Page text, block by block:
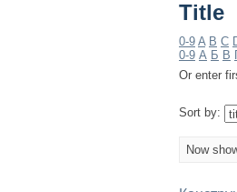
Title
0-9 A B C
0-9 А Б В
Or enter
Sort by:
Now